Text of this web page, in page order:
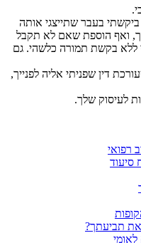
בעבר שתייצגי אותה
ואף הוספת שאם לא תקבל
ללא בקשת תמורה כלשהי. גם
דין שפניתי אליה לפנייך,
לעיסוק שלך.
רפואי
סיעוד
תביעתך?